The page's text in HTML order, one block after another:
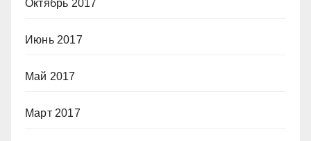
Октябрь 2017
Июнь 2017
Май 2017
Март 2017